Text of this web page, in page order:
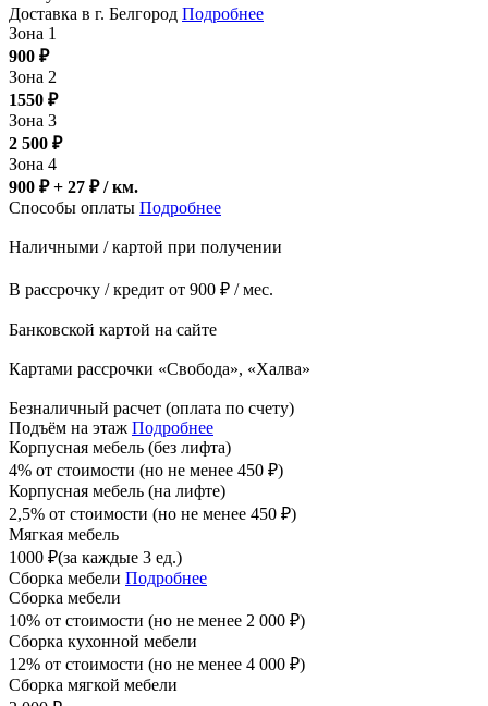
Доставка в г. Белгород Подробнее
Зона 1
900 ₽
Зона 2
1550 ₽
Зона 3
2 500 ₽
Зона 4
900 ₽ + 27 ₽/ км.
Способы оплаты Подробнее
Наличными / картой при получении
В рассрочку / кредит от 900 ₽ / мес.
Банковской картой на сайте
Картами рассрочки «Свобода», «Халва»
Безналичный расчет (оплата по счету)
Подъём на этаж Подробнее
Корпусная мебель (без лифта)
4% от стоимости (но не менее 450 ₽)
Корпусная мебель (на лифте)
2,5% от стоимости (но не менее 450 ₽)
Мягкая мебель
1000 ₽(за каждые 3 ед.)
Сборка мебели Подробнее
Сборка мебели
10% от стоимости (но не менее 2 000 ₽)
Сборка кухонной мебели
12% от стоимости (но не менее 4 000 ₽)
Сборка мягкой мебели